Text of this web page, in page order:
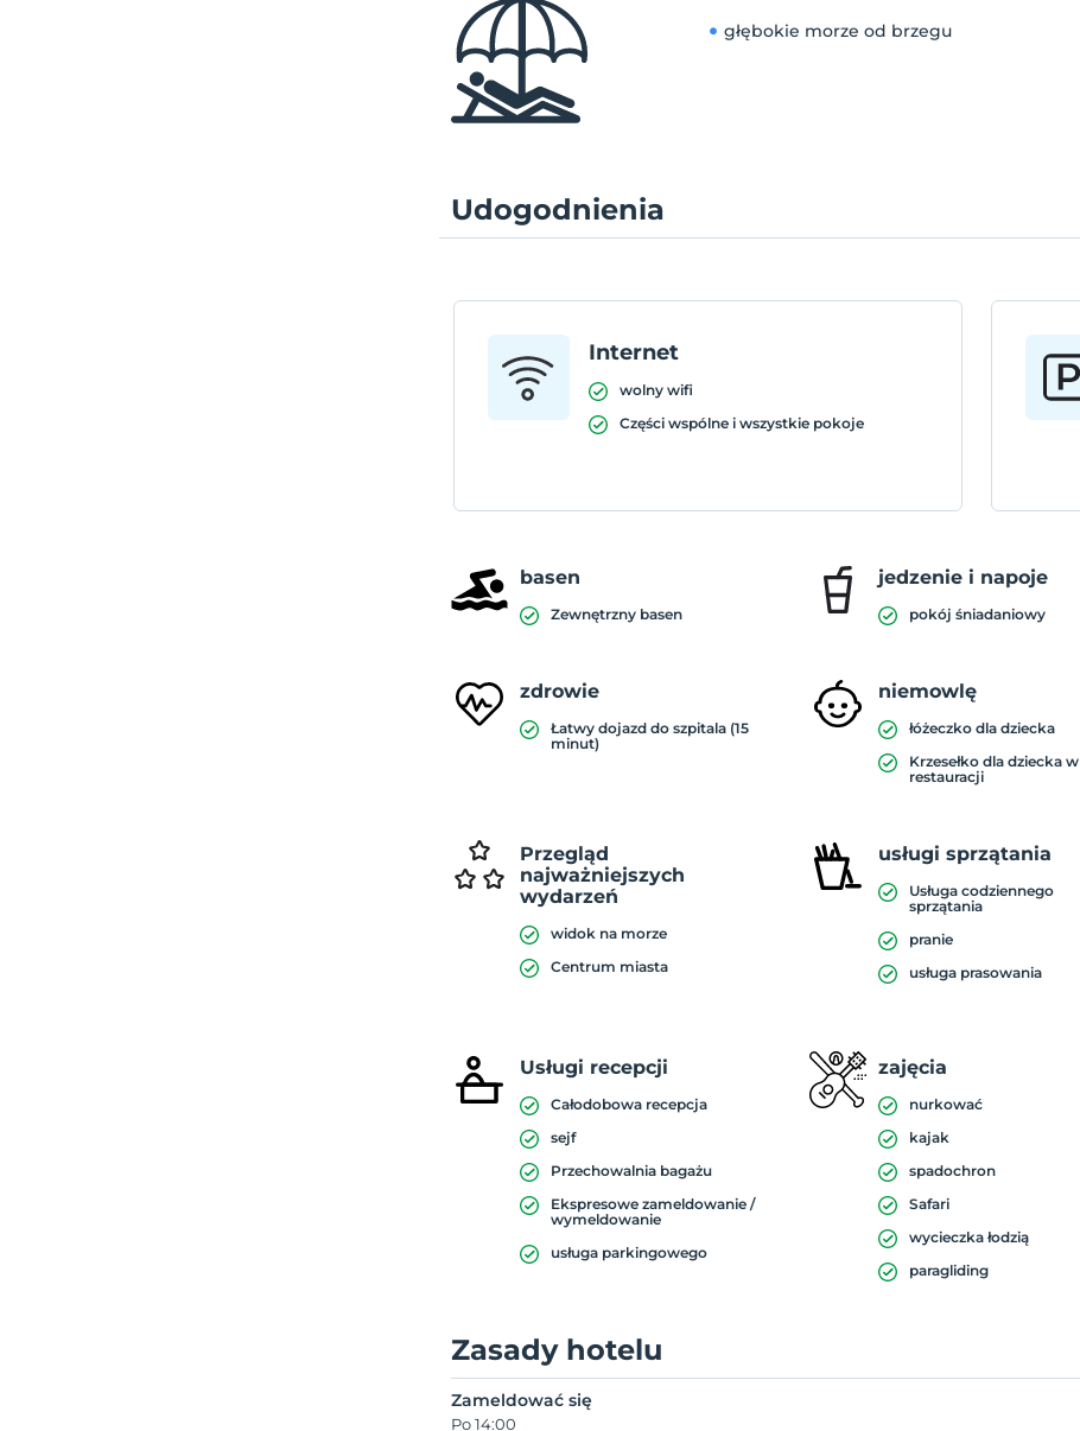
głębokie morze od brzegu
Udogodnienia
Internet
wolny wifi
Części wspólne i wszystkie pokoje
basen
Zewnętrzny basen
jedzenie i napoje
pokój śniadaniowy
zdrowie
Łatwy dojazd do szpitala (15
minut)
niemowlę
łóżeczko dla dziecka
Krzesełko dla dziecka w
restauracji
Przegląd
najważniejszych
wydarzeń
widok na morze
Centrum miasta
usługi sprzątania
Usługa codziennego
sprzątania
pranie
usługa prasowania
Usługi recepcji
Całodobowa recepcja
sejf
Przechowalnia bagażu
Ekspresowe zameldowanie /
wymeldowanie
usługa parkingowego
zajęcia
nurkować
kajak
spadochron
Safari
wycieczka łodzią
paragliding
Zasady hotelu
Zameldować się
Po 14:00